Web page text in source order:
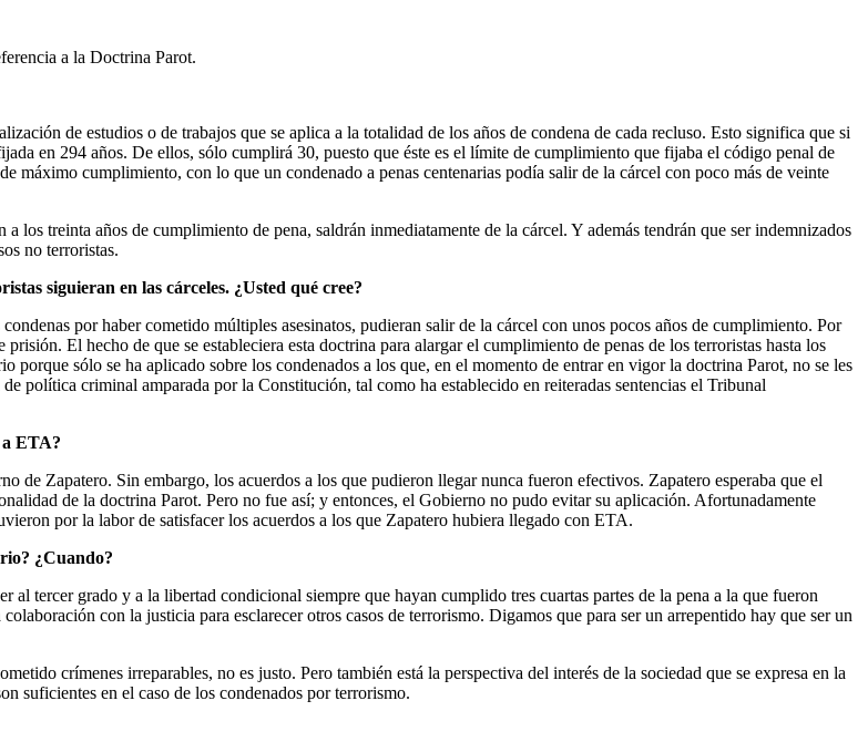
a la Doctrina Parot.
de estudios o de trabajos que se aplica a la totalidad de los años de condena de cada recluso. Esto significa que si
en 294 años. De ellos, sólo cumplirá 30, puesto que éste es el límite de cumplimiento que fijaba el código penal de
máximo cumplimiento, con lo que un condenado a penas centenarias podía salir de la cárcel con poco más de veinte
los treinta años de cumplimiento de pena, saldrán inmediatamente de la cárcel. Y además tendrán que ser indemnizados
no terroristas.
siguieran en las cárceles. ¿Usted qué cree?
por haber cometido múltiples asesinatos, pudieran salir de la cárcel con unos pocos años de cumplimiento. Por
El hecho de que se estableciera esta doctrina para alargar el cumplimiento de penas de los terroristas hasta los
sólo se ha aplicado sobre los condenados a los que, en el momento de entrar en vigor la doctrina Parot, no se les
política criminal amparada por la Constitución, tal como ha establecido en reiteradas sentencias el Tribunal
a ETA?
de Zapatero. Sin embargo, los acuerdos a los que pudieron llegar nunca fueron efectivos. Zapatero esperaba que el
de la doctrina Parot. Pero no fue así; y entonces, el Gobierno no pudo evitar su aplicación. Afortunadamente
por la labor de satisfacer los acuerdos a los que Zapatero hubiera llegado con ETA.
¿Cuando?
al tercer grado y a la libertad condicional siempre que hayan cumplido tres cuartas partes de la pena a la que fueron
con la justicia para esclarecer otros casos de terrorismo. Digamos que para ser un arrepentido hay que ser un
crímenes irreparables, no es justo. Pero también está la perspectiva del interés de la sociedad que se expresa en la
suficientes en el caso de los condenados por terrorismo.